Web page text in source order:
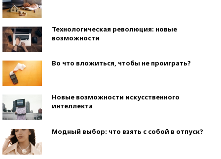
Технологическая революция: новые
возможности
Во что вложиться, чтобы не проиграть?
Новые возможности искусственного
интеллекта
Модный выбор: что взять с собой в отпуск?